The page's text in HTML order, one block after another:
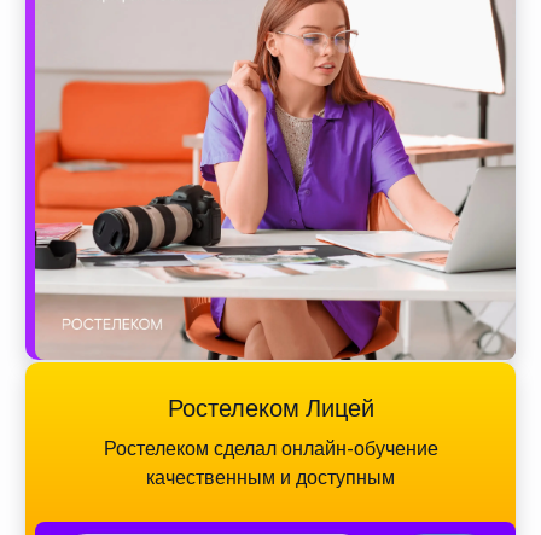
Ростелеком Лицей
Ростелеком сделал онлайн-обучение
качественным и доступным